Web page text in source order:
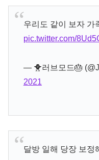
우리도 같이 보자 가
pic.twitter.com/
— 🐥러브모드🎂
2021
달방 일해 당장 보정